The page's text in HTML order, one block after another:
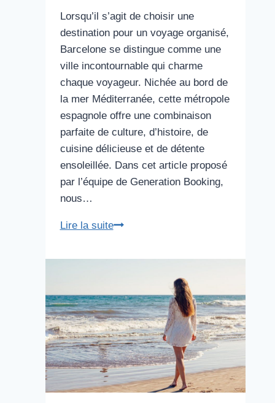
Lorsqu’il s’agit de choisir une
destination pour un voyage organisé,
Barcelone se distingue comme une
ville incontournable qui charme
chaque voyageur. Nichée au bord de
la mer Méditerranée, cette métropole
espagnole offre une combinaison
parfaite de culture, d’histoire, de
cuisine délicieuse et de détente
ensoleillée. Dans cet article proposé
par l’équipe de Generation Booking,
nous…
Lire la suiteLa
Parfaite
Voyage
Organisé
Alliant
Culture
et
Détente